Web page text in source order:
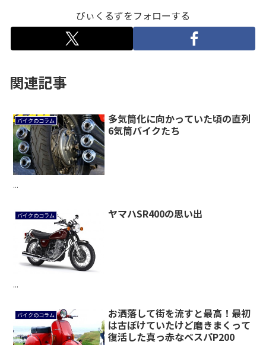
びぃくるずをフォローする
関連記事
バイクのコラム
多気筒化に向かっていた頃の直列
6気筒バイクたち
...
バイクのコラム ヤマハSR400の思い出
...
バイクのコラム
お洒落して街を流すと最高！最初
は古ぼけていたけど磨きまくって
復活した真っ赤なベスパP200